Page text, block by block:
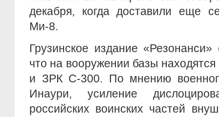
декабря, когда доставили еще
Ми-8.
Грузинское издание «Резонанси»
что на вооружении базы
и ЗРК С-300. По мнению
Инаури, усиление
российских воинских частей